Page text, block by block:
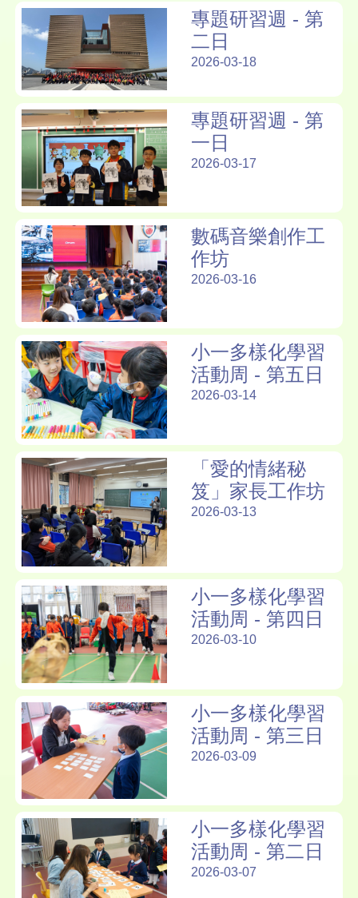
專題研習週 - 第
二日
2026-03-18
專題研習週 - 第
一日
2026-03-17
數碼音樂創作工
作坊
2026-03-16
小一多樣化學習
活動周 - 第五日
2026-03-14
「愛的情緒秘
笈」家長工作坊
2026-03-13
小一多樣化學習
活動周 - 第四日
2026-03-10
小一多樣化學習
活動周 - 第三日
2026-03-09
小一多樣化學習
活動周 - 第二日
2026-03-07